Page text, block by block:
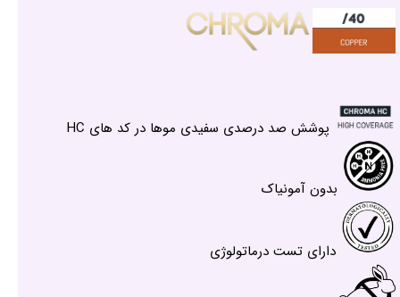
پوشش صد درصدی سفیدی موها در کد های HC
بدون آمونیاک
دارای تست درماتولوژی